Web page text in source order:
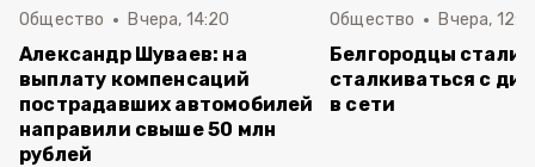
Общество Вчера, 14:20
Александр Шуваев: на
выплату компенсаций
пострадавших автомобилей
направили свыше 50 млн
рублей
Общество Вчера,
Белгородцы стали
сталкиваться с
в сети